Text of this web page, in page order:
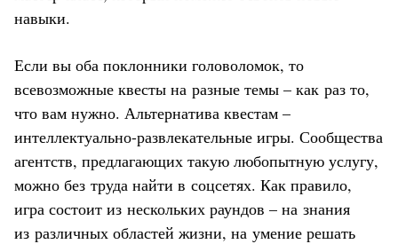
навыки.
Если вы оба поклонники головоломок, то
всевозможные квесты на разные темы – как раз то,
что вам нужно. Альтернатива квестам –
интеллектуально-развлекательные игры. Сообщества
агентств, предлагающих такую любопытную услугу,
можно без труда найти в соцсетях. Как правило,
игра состоит из нескольких раундов – на знания
из различных областей жизни, на умение решать